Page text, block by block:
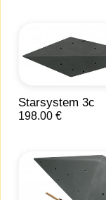
Starsystem 3c
198.00 €